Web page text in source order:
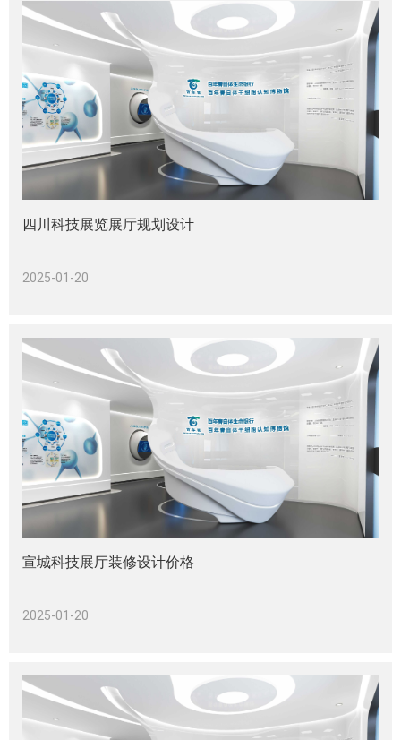
四川科技展览展厅规划设计
2025-01-20
宣城科技展厅装修设计价格
2025-01-20